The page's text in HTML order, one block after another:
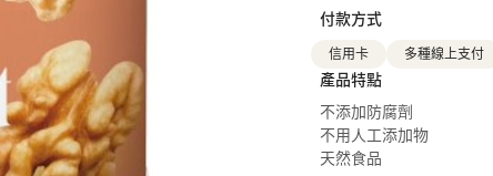
付款方式
信用卡 多種線上支付
產品特點
不添加防腐劑
不用人工添加物
天然食品